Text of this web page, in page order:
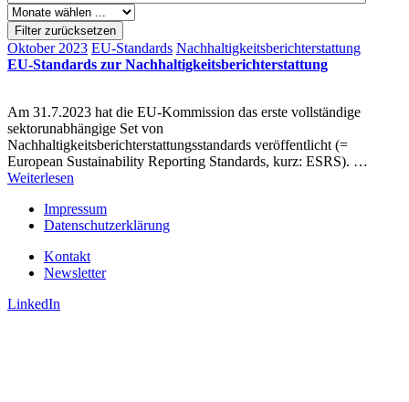
Filter zurücksetzen
Oktober 2023 EU-Standards Nachhaltigkeitsberichterstattung
EU-Standards zur Nachhaltigkeitsberichterstattung
Am 31.7.2023 hat die EU-Kommission das erste vollständige
sektorunabhängige Set von
Nachhaltigkeitsberichterstattungsstandards veröffentlicht (=
European Sustainability Reporting Standards, kurz: ESRS). …
Weiterlesen
Impressum
Datenschutzerklärung
Kontakt
Newsletter
LinkedIn